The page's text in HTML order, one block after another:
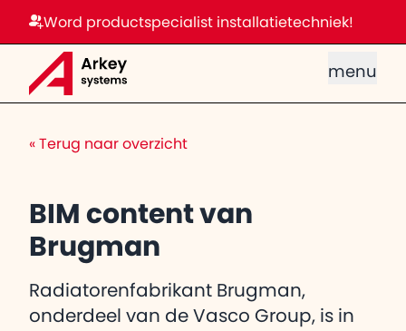
Word productspecialist installatietechniek!
menu
« Terug naar overzicht
BIM content van
Brugman
Radiatorenfabrikant Brugman,
onderdeel van de Vasco Group, is in